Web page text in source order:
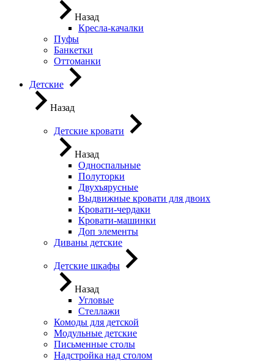
Назад
Кресла-качалки
Пуфы
Банкетки
Оттоманки
Детские
Назад
Детские кровати
Назад
Односпальные
Полуторки
Двухъярусные
Выдвижные кровати для двоих
Кровати-чердаки
Кровати-машинки
Доп элементы
Диваны детские
Детские шкафы
Назад
Угловые
Стеллажи
Комоды для детской
Модульные детские
Письменные столы
Надстройка над столом